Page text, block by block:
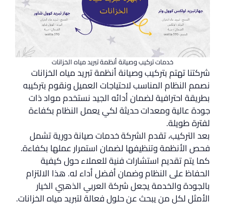
خدمات تركيب وصيانة أنظمة تبريد مياه الخزانات
شركتنا تهتم بتركيب وصيانة أنظمة تبريد مياه الخزانات
نصمم النظام المناسب لاحتياجات العميل ونقوم بتركيبه
بطريقة احترافية لضمان أدائه الجيد نستخدم مواد ذات
جودة عالية ومعدات حديثة لكي يعمل النظام بكفاءة
لفترة طويلة.
بعد التركيب، تقدم الشركة خدمات صيانة دورية تشمل
فحص الأنظمة وتنظيفها لضمان استمرار عملها بكفاءة.
كما يتم تقديم استشارات فنية للعملاء حول كيفية
الحفاظ على النظام وضمان أفضل أداء له. هذا الالتزام
بالجودة والخدمة يجعل شركة العربي الذهبي الخيار
الأمثل لكل من يبحث عن حلول فعالة لتبريد مياه الخزانات.